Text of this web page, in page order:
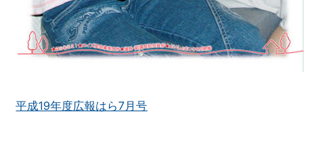
平成19年度広報はら7月号